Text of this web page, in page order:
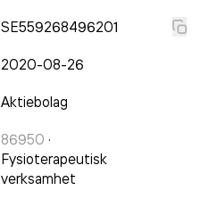
SE559268496201
2020-08-26
Aktiebolag
86950 ·
Fysioterapeutisk
verksamhet